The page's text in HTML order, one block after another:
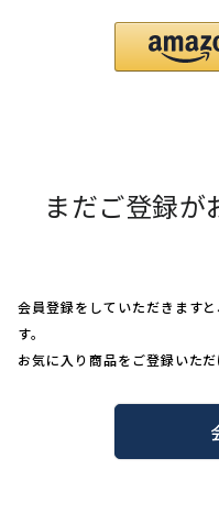
まだご登録が
会員登録をしていただきます
す。
お気に入り商品をご登録いた